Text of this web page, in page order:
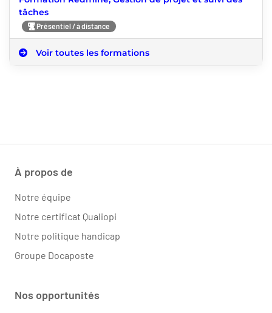
tâches
Présentiel / à distance
Voir toutes les formations
À propos de
Notre équipe
Notre certificat Qualiopi
Notre politique handicap
Groupe Docaposte
Nos opportunités